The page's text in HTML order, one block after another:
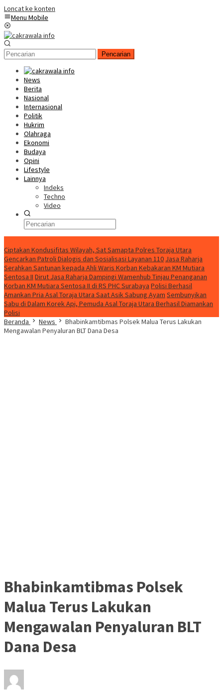
Loncat ke konten
Menu Mobile
Pencarian
News
Berita
Nasional
Internasional
Politik
Hukrim
Olahraga
Ekonomi
Budaya
Opini
Lifestyle
Lainnya
Indeks
Techno
Video
Ciptakan Kondusifitas Wilayah, Sat Samapta Polres Toraja Utara
Gencarkan Patroli Dialogis dan Sosialisasi Layanan 110 Jasa Raharja
Serahkan Santunan kepada Ahli Waris Korban Kebakaran KM Mutiara
Sentosa II Dirut Jasa Raharja Dampingi Wamenhub Tinjau Penanganan
Korban KM Mutiara Sentosa II di RS PHC Surabaya Polisi Berhasil
Amankan Pria Asal Toraja Utara Saat Asik Sabung Ayam Sembunyikan
Sabu di Dalam Korek Api, Pemuda Asal Toraja Utara Berhasil Diamankan
Polisi
Beranda
News
Bhabinkamtibmas Polsek Malua Terus Lakukan
Mengawalan Penyaluran BLT Dana Desa
Bhabinkamtibmas Polsek
Malua Terus Lakukan
Mengawalan Penyaluran BLT
Dana Desa